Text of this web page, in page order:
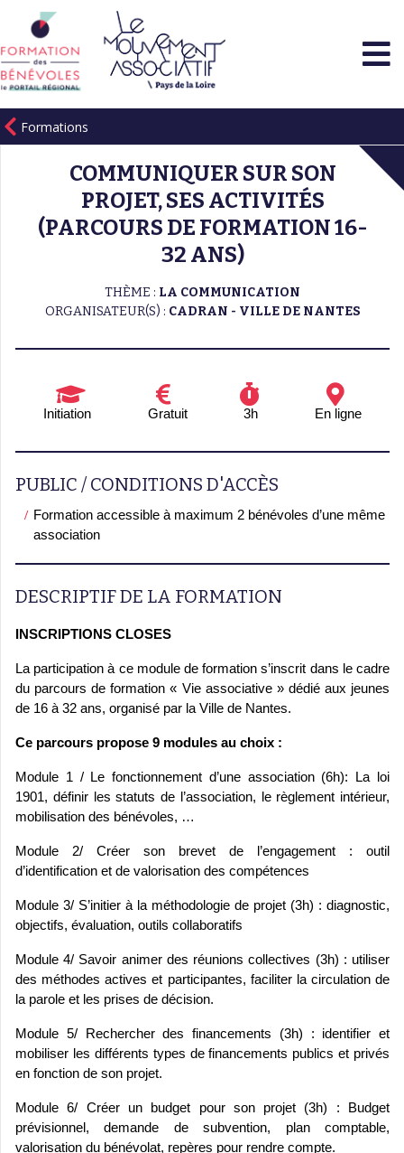
Formations
COMMUNIQUER SUR SON
PROJET, SES ACTIVITÉS
(PARCOURS DE FORMATION 16-
32 ANS)
THÈME : LA COMMUNICATION
ORGANISATEUR(S) : CADRAN - VILLE DE NANTES
Initiation Gratuit 3h En ligne
PUBLIC / CONDITIONS D'ACCÈS
Formation accessible à maximum 2 bénévoles d’une même
association
DESCRIPTIF DE LA FORMATION
INSCRIPTIONS CLOSES
La participation à ce module de formation s’inscrit dans le cadre
du parcours de formation « Vie associative » dédié aux jeunes
de 16 à 32 ans, organisé par la Ville de Nantes.
Ce parcours propose 9 modules au choix :
Module 1 / Le fonctionnement d’une association (6h): La loi
1901, définir les statuts de l’association, le règlement intérieur,
mobilisation des bénévoles, …
Module 2/ Créer son brevet de l’engagement : outil
d’identification et de valorisation des compétences
Module 3/ S’initier à la méthodologie de projet (3h) : diagnostic,
objectifs, évaluation, outils collaboratifs
Module 4/ Savoir animer des réunions collectives (3h) : utiliser
des méthodes actives et participantes, faciliter la circulation de
la parole et les prises de décision.
Module 5/ Rechercher des financements (3h) : identifier et
mobiliser les différents types de financements publics et privés
en fonction de son projet.
Module 6/ Créer un budget pour son projet (3h) : Budget
prévisionnel, demande de subvention, plan comptable,
valorisation du bénévolat, repères pour rendre compte.